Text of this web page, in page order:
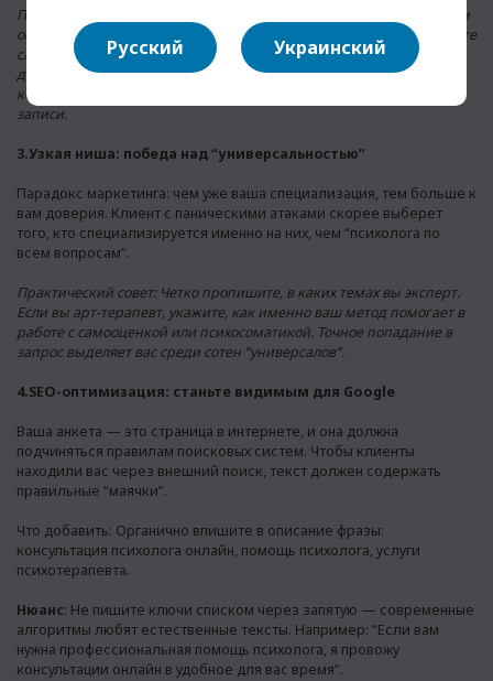
Практический совет: Используйте качественный портрет с мягким
освещением и открытым, доброжелательным взглядом. Избегайте
слишком официальных “паспортных” поз или, наоборот, чересчур
домашних кадров. Взгляд в камеру имитирует зрительный
контакт, который критически важен для принятия решения о
записи.
3.Узкая ниша: победа над “универсальностью”
Парадокс маркетинга: чем уже ваша специализация, тем больше к
вам доверия. Клиент с паническими атаками скорее выберет
того, кто специализируется именно на них, чем “психолога по
всем вопросам”.
Практический совет: Четко пропишите, в каких темах вы эксперт.
Если вы арт-терапевт, укажите, как именно ваш метод помогает в
работе с самооценкой или психосоматикой. Точное попадание в
запрос выделяет вас среди сотен “универсалов”.
4.SEO-оптимизация: станьте видимым для Google
Ваша анкета — это страница в интернете, и она должна
подчиняться правилам поисковых систем. Чтобы клиенты
находили вас через внешний поиск, текст должен содержать
правильные “маячки”.
Что добавить: Органично впишите в описание фразы:
консультация психолога онлайн, помощь психолога, услуги
психотерапевта.
Нюанс: Не пишите ключи списком через запятую — современные
алгоритмы любят естественные тексты. Например: “Если вам
нужна профессиональная помощь психолога, я провожу
консультации онлайн в удобное для вас время”.
Русский Украинский